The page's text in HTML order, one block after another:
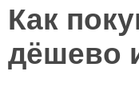
Как
дёшево